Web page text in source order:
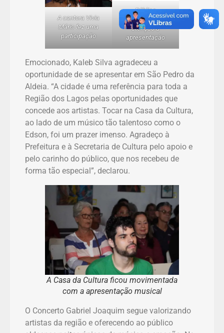
A cantora Vivia
Máris fez uma
participação
Público
acompanhou com
atenção à
apresentação
Emocionado, Kaleb Silva agradeceu a
oportunidade de se apresentar em São Pedro da
Aldeia. “A cidade é uma referência para toda a
Região dos Lagos pelas oportunidades que
concede aos artistas. Tocar na Casa da Cultura,
ao lado de um músico tão talentoso como o
Edson, foi um prazer imenso. Agradeço à
Prefeitura e à Secretaria de Cultura pelo apoio e
pelo carinho do público, que nos recebeu de
forma tão especial”, declarou.
A Casa da Cultura ficou movimentada
com a apresentação musical
O Concerto Gabriel Joaquim segue valorizando
artistas da região e oferecendo ao público